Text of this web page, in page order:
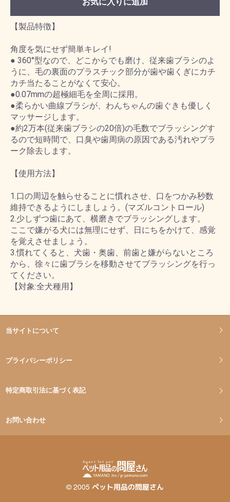
【製品特徴】
角度を気にせず簡単キレイ!
● 360°型なので、どこからでも磨け、従来歯ブラシのよ
うに、毛の裏面のプラスチック部分が歯や歯くぎにカチ
カチ当たることがなくて安心。
●0.07mmの超極細毛を全周に採用。
●柔らかい曲線ブラシが、わんちゃんの歯ぐきも優しく
マッサージします。
●約2万本(従来歯ブラシの20倍)の毛数でブラッシングす
るので短時間で、口臭や歯周病の原因である汚れやプラ
ーク除去します。
【使用方法】
1.口の周辺を触らせることに慣れさせ、口をつかみ秒数
維持できるようにしましょう。(マズルコントロール)
2.少しずつ歯にあて、横磨きでブラッシングします。
ここで嫌がる犬には無理にせず、日にちをかけて、感覚
を覚えさせましょう。
3.慣れてくると、犬歯・奥歯、前歯と嫌がらないところ
から、徐々に歯ブラシを移動させてブラッシングを行っ
てください。
【対象:全犬種用】
当サイトについて
プライバシーポリシー
特定商取引法に基づく表記
お問い合わせ
©